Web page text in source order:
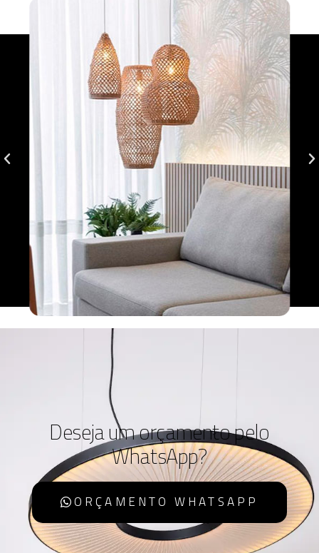
Deseja um orçamento pelo
WhatsApp?
ORÇAMENTO WHATSAPP